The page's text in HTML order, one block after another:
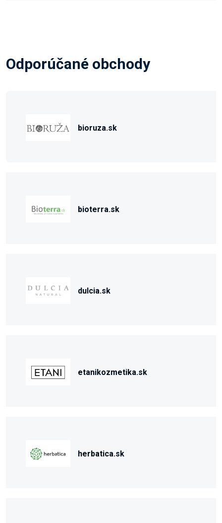
Odporúčané obchody
bioruza.sk
bioterra.sk
dulcia.sk
etanikozmetika.sk
herbatica.sk